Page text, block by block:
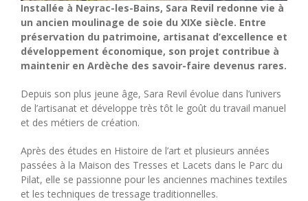
Installée à Neyrac-les-Bains, Sara Revil redonne vie à
un ancien moulinage de soie du XIXe siècle. Entre
préservation du patrimoine, artisanat d’excellence et
développement économique, son projet contribue à
maintenir en Ardèche des savoir-faire devenus rares.
Depuis son plus jeune âge, Sara Revil évolue dans l’univers
de l’artisanat et développe très tôt le goût du travail manuel
et des métiers de création.
Après des études en Histoire de l’art et plusieurs années
passées à la Maison des Tresses et Lacets dans le Parc du
Pilat, elle se passionne pour les anciennes machines textiles
et les techniques de tressage traditionnelles.